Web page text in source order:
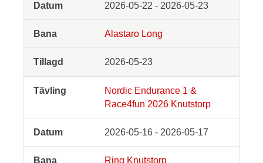
2026-05-22 - 2026-05-23
Alastaro Long
2026-05-23
Nordic Endurance 1 &
Race4fun 2026 Knutstorp
2026-05-16 - 2026-05-17
Ring Knutstorp